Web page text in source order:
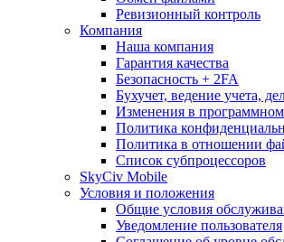
Ревизионный контроль
Компания
Наша компания
Гарантия качества
Безопасность + 2FA
Бухучет, ведение учета,
Изменения в
Политика
Политика в отношении
Список субпроцессоров
SkyCiv Mobile
Условия и положения
Общие условия
Уведомление пользователя